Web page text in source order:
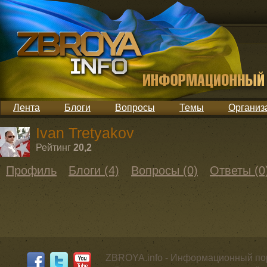
Лента Блоги Вопросы Темы
Ivan Tretyakov
Рейтинг 20,2
Профиль Блоги (4) Вопросы (0) Ответы
ZBROYA.info - Информационный